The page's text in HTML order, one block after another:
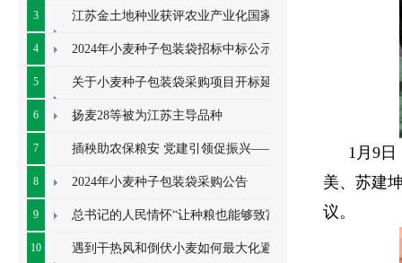
3 江苏金土地种业获评农业产业化国家重
点龙头企业
4 2024年小麦种子包装袋招标中标公示
5 关于小麦种子包装袋采购项目开标延期
的公告
6 扬麦28等被为江苏主导品种
7 插秧助农保粮安 党建引领促振兴——七
里甸社区党总支、公司党支部联合开展插秧助
农耕
8 2024年小麦种子包装袋采购公告
9 总书记的人民情怀“让种粮也能够致富”
10 遇到干热风和倒伏小麦如何最大化避免
1月9
美、苏建
议。